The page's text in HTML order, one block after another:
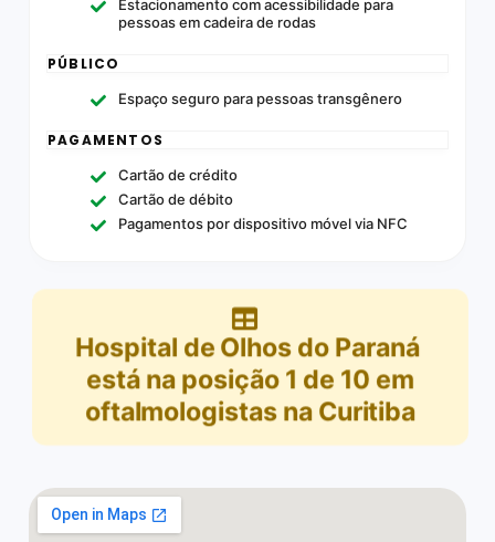
Estacionamento com acessibilidade para
pessoas em cadeira de rodas
PÚBLICO
Espaço seguro para pessoas transgênero
PAGAMENTOS
Cartão de crédito
Cartão de débito
Pagamentos por dispositivo móvel via NFC
Hospital de Olhos do Paraná
está na posição 1 de 10 em
oftalmologistas na Curitiba